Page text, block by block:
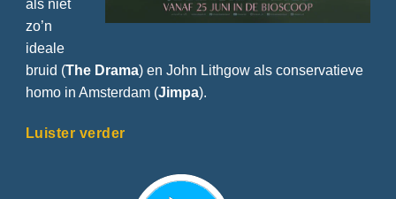
als niet
zo’n
ideale
bruid (The Drama) en John Lithgow als conservatieve
homo in Amsterdam (Jimpa).
Luister verder